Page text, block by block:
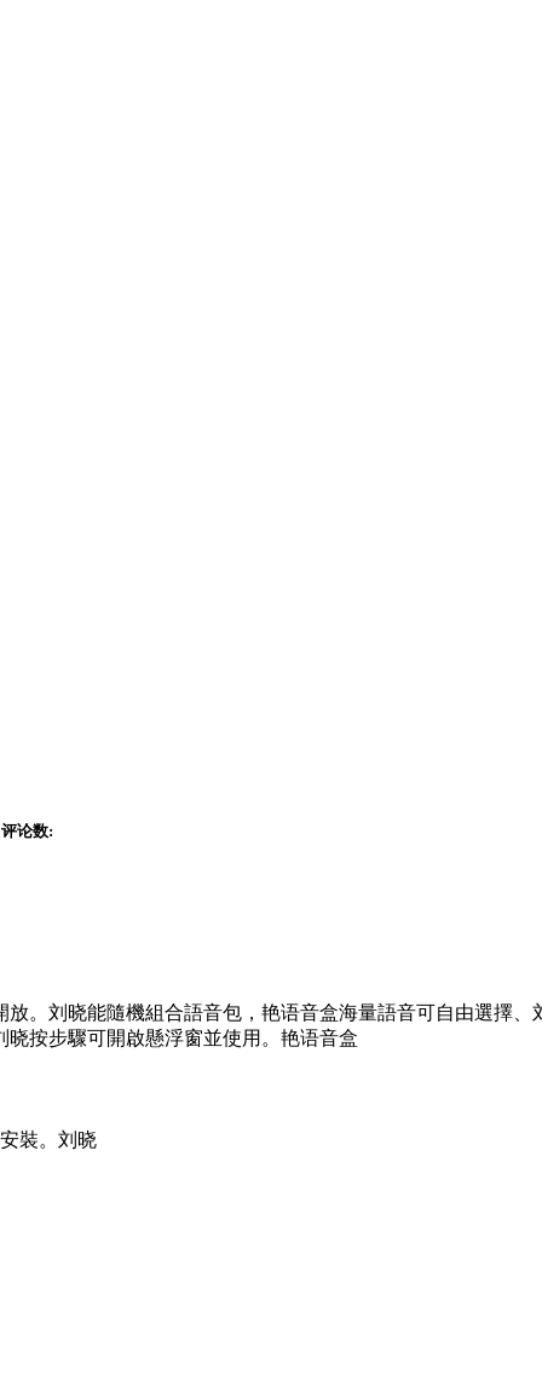
论数:
放。刘晓能隨機組合語音包，艳语音盒海量語音可自由選擇
按步驟可開啟懸浮窗並使用。艳语音盒
裝。刘晓